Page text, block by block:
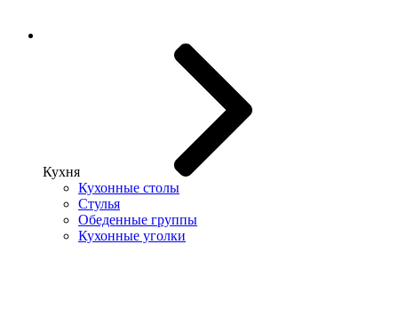
Кухня
Кухонные столы
Стулья
Обеденные группы
Кухонные уголки